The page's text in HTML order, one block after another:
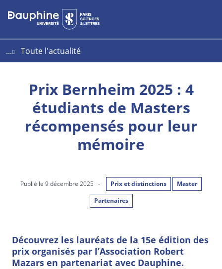
Aller
au
Aller
au
Plan
du
...
Toute l'actualité
Prix Bernheim 2025 : 4
étudiants de Masters
récompensés pour leur
mémoire
Publié le 9 décembre 2025 - Prix et distinctions
Master
Partenaires
Découvrez les lauréats de la 15e édition des
prix organisés par l’Association Robert
Mazars en partenariat avec Dauphine.